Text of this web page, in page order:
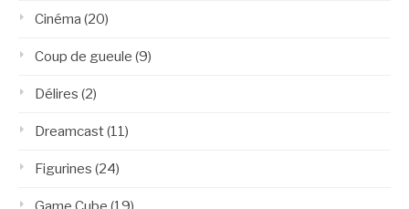
Cinéma (20)
Coup de gueule (9)
Délires (2)
Dreamcast(11)
Figurines (24)